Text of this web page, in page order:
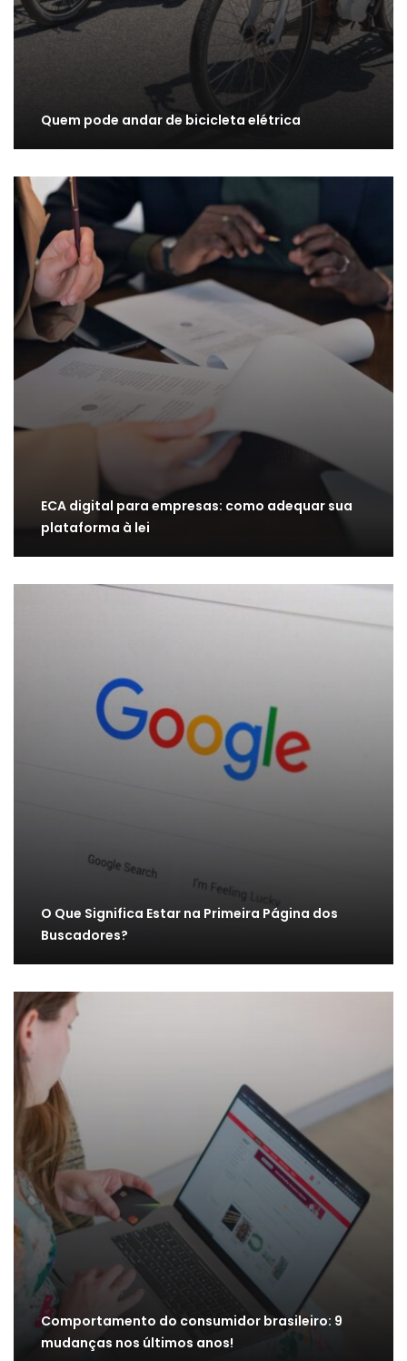
Quem pode andar de bicicleta elétrica
ECA digital para empresas: como adequar sua
plataforma à lei
O Que Significa Estar na Primeira Página dos
Buscadores?
Comportamento do consumidor brasileiro: 9
mudanças nos últimos anos!